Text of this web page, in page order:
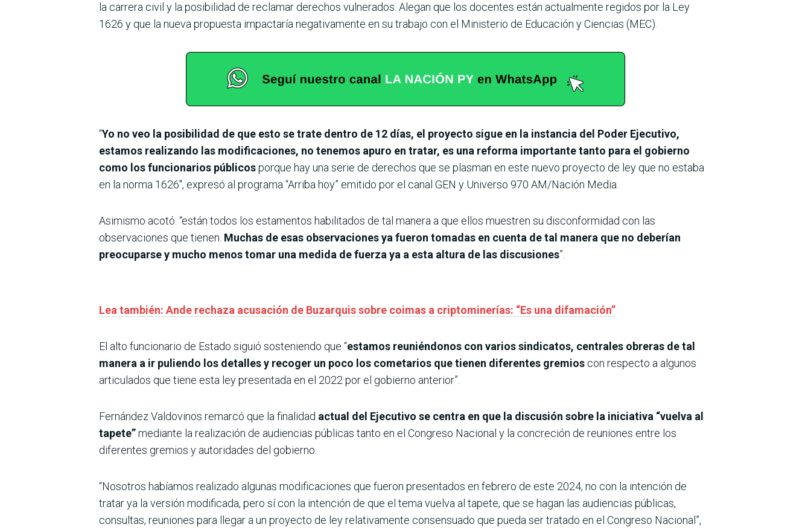
la carrera civil y la posibilidad de reclamar derechos vulnerados. Alegan que los docentes están actualmente regidos por la Ley
1626 y que la nueva propuesta impactaría negativamente en su trabajo con el Ministerio de Educación y Ciencias (MEC).
“Yo no veo la posibilidad de que esto se trate dentro de 12 días, el proyecto sigue en la instancia del Poder Ejecutivo,
estamos realizando las modificaciones, no tenemos apuro en tratar, es una reforma importante tanto para el gobierno
como los funcionarios públicosporque hay una serie de derechos que se plasman en este nuevo proyecto de ley que no estaba
en la norma 1626″, expresó al programa “Arriba hoy” emitido por el canal GEN y Universo 970 AM/Nación Media.
Asimismo acotó: “están todos los estamentos habilitados de tal manera a que ellos muestren su disconformidad con las
observaciones que tienen. Muchas de esas observaciones ya fueron tomadas en cuenta de tal manera que no deberían
preocuparse y mucho menos tomar una medida de fuerza ya a esta altura de las discusiones”.
Lea también: Ande rechaza acusación de Buzarquis sobre coimas a criptominerías: “Es una difamación”
El alto funcionario de Estado siguió sosteniendo que “estamos reuniéndonos con varios sindicatos, centrales obreras de tal
manera a ir puliendo los detalles y recoger un poco los cometarios que tienen diferentes gremios con respecto a algunos
articulados que tiene esta ley presentada en el 2022 por el gobierno anterior”.
Fernández Valdovinos remarcó que la finalidad actual del Ejecutivo se centra en que la discusión sobre la iniciativa “vuelva al
tapete”mediante la realización de audiencias públicas tanto en el Congreso Nacional y la concreción de reuniones entre los
diferentes gremios y autoridades del gobierno.
“Nosotros habíamos realizado algunas modificaciones que fueron presentados en febrero de este 2024, no con la intención de
tratar ya la versión modificada, pero sí con la intención de que el tema vuelva al tapete, que se hagan las audiencias públicas,
consultas, reuniones para llegar a un proyecto de ley relativamente consensuado que pueda ser tratado en el Congreso Nacional”,